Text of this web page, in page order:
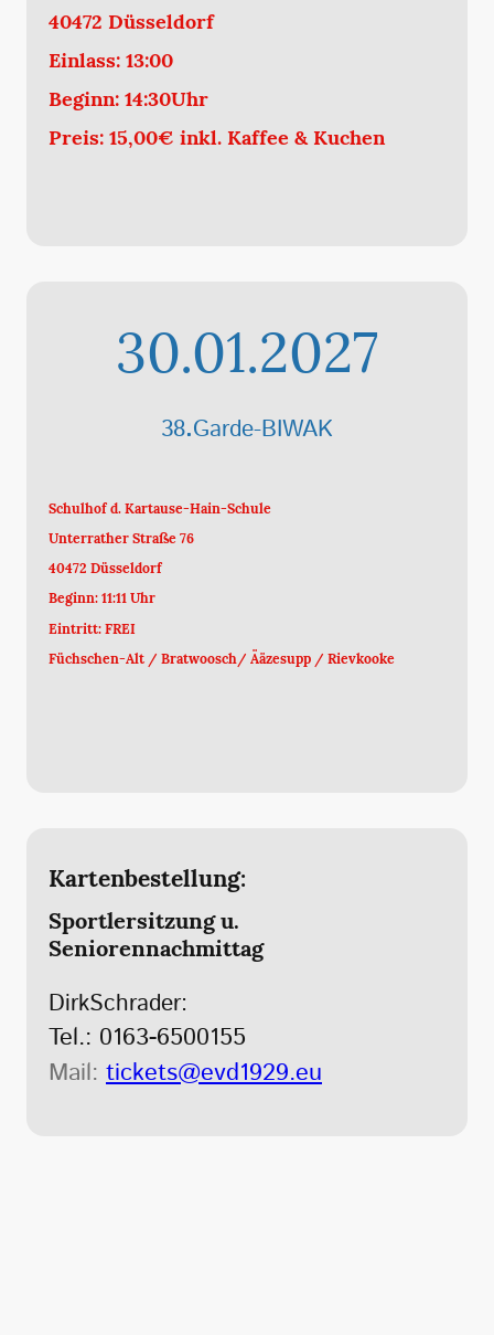
40472 Düsseldorf
Einlass: 13:00
Beginn: 14:30Uhr
Preis: 15,00€ inkl. Kaffee & Kuchen
30.01.2027
38.Garde-BIWAK
Schulhof d. Kartause-Hain-Schule
Unterrather Straße 76
40472 Düsseldorf
Beginn: 11:11 Uhr
Eintritt: FREI
Füchschen-Alt / Bratwoosch/ Ääzesupp / Rievkooke
Kartenbestellung:
Sportlersitzung u.
Seniorennachmittag
DirkSchrader:
Tel.: 0163-6500155
Mail: tickets@evd1929.eu